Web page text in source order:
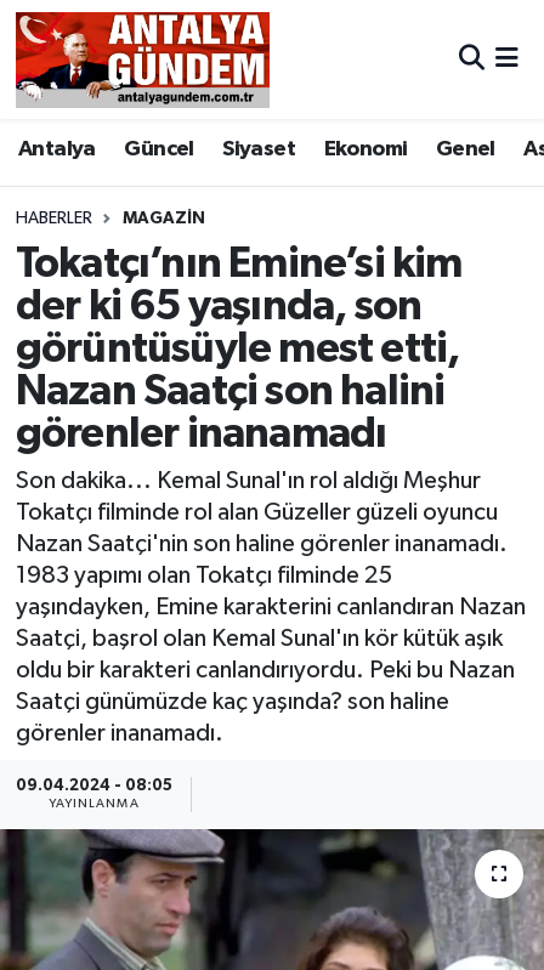
Antalya Güncel Siyaset Ekonomi Genel
HABERLER MAGAZIN
Tokatçı’nın Emine’si kim
der ki 65 yaşında, son
görüntüsüyle mest etti,
Nazan Saatçi son halini
görenler inanamadı
Son dakika... Kemal Sunal'ın rol aldığı Meşhur
Tokatçı filminde rol alan Güzeller güzeli oyuncu
Nazan Saatçi'nin son haline görenler inanamadı.
1983 yapımı olan Tokatçı filminde 25
yaşındayken, Emine karakterini canlandıran Nazan
Saatçi, başrol olan Kemal Sunal'ın kör kütük aşık
oldu bir karakteri canlandırıyordu. Peki bu Nazan
Saatçi günümüzde kaç yaşında? son haline
görenler inanamadı.
09.04.2024 - 08:05
YAYINLANMA
Antalya
Asayiş
Bilim & Teknoloji
Bölge
EĞİTİM
Ekonomi
Görüntülü Haber
Güncel
Kültür & Sanat
Magazin
Sağlık & Yaşam
Siyaset
Spor
Antalya Nöbetçi Eczaneler
Antalya Hava Durumu
Antalya Namaz Vakitleri
Antalya Trafik Yoğunluk Haritası
Süper Lig Puan Durumu ve Fikstür
Tüm Manşetler
Haber Arşivi